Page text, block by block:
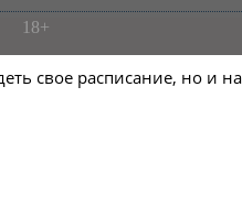
свое расписание, но и
18+